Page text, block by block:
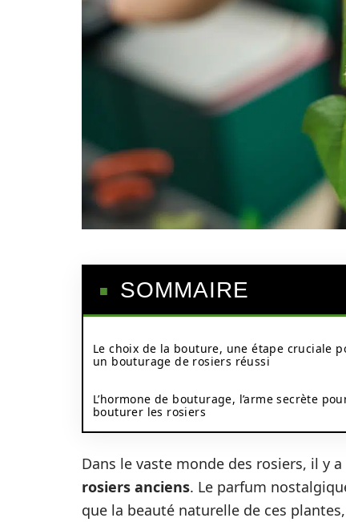
SOMMAIRE
Le choix de la bouture, une étape cruciale
un bouturage de rosiers réussi
L’hormone de bouturage, l’arme secrète
bouturer les rosiers
Dans le vaste monde des rosiers, il y
rosiers anciens. Le parfum
que la beauté naturelle de ces